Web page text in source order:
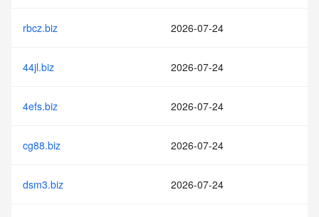
rbcz.biz 2026-07-24
44jl.biz 2026-07-24
4efs.biz 2026-07-24
cg88.biz 2026-07-24
dsm3.biz 2026-07-24